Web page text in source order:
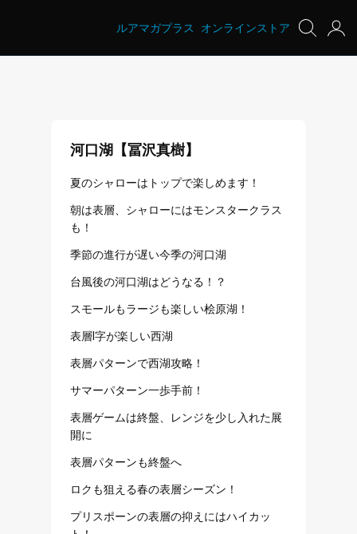
ルアマガプラス オンラインストア
河口湖【冨沢真樹】
夏のシャローはトップで楽しめます！
朝は表層、シャローにはモンスタークラス
も！
季節の進行が遅い今季の河口湖
台風後の河口湖はどうなる！？
スモールもラージも楽しい桧原湖！
表層I字が楽しい西湖
表層パターンで西湖攻略！
サマーパターン一歩手前！
表層ゲームは終盤、レンジを少し入れた展
開に
表層パターンも終盤へ
ロクも狙える春の表層シーズン！
プリスポーンの表層の抑えにはハイカッ